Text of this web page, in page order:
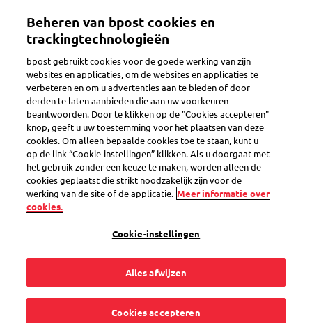
inhoud
Toggle navigation
Search
Er loopt iets mis
vragen
Mijn pakje lijkt ergens vast te zitten. Het beweegt al
een tijdje niet meer op Track & Trace.
Beheren van bpost cookies en
trackingtechnologieën
bpost gebruikt cookies voor de goede werking van zijn
websites en applicaties, om de websites en applicaties te
verbeteren en om u advertenties aan te bieden of door
derden te laten aanbieden die aan uw voorkeuren
beantwoorden. Door te klikken op de "Cookies accepteren"
knop, geeft u uw toestemming voor het plaatsen van deze
cookies. Om alleen bepaalde cookies toe te staan, kunt u
op de link “Cookie-instellingen” klikken. Als u doorgaat met
het gebruik zonder een keuze te maken, worden alleen de
cookies geplaatst die strikt noodzakelijk zijn voor de
werking van de site of de applicatie. Meer informatie over
cookies.
Cookie-instellingen
Alles afwijzen
Cookies accepteren